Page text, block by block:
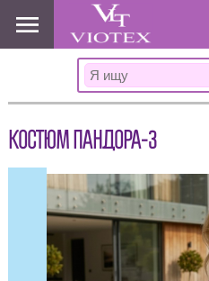
www.viotex37.ru
КОСТЮМ ПАНДОРА-3